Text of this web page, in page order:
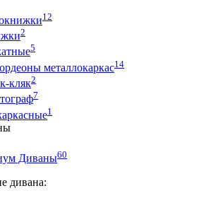
12
2
5
металлокаркас14
кляк2
7
1
Диваны60
дивана: